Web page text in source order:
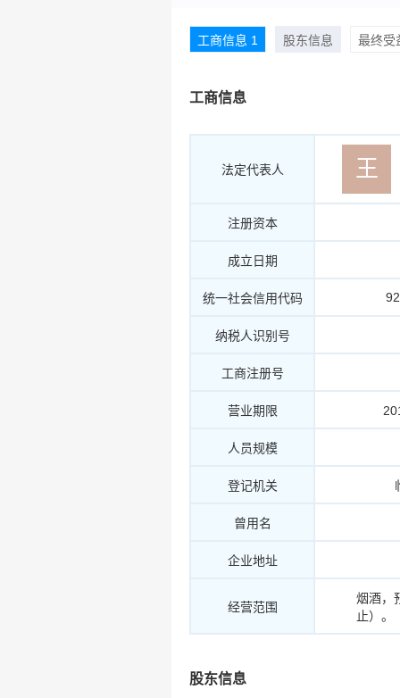
工商信息 1 股东信息 最终受
工商信息
法定代表人 王
注册资本
成立日期
统一社会信用代码
纳税人识别号
工商注册号
营业期限
人员规模
登记机关
曾用名
企业地址
经营范围
烟酒，
止）。
股东信息